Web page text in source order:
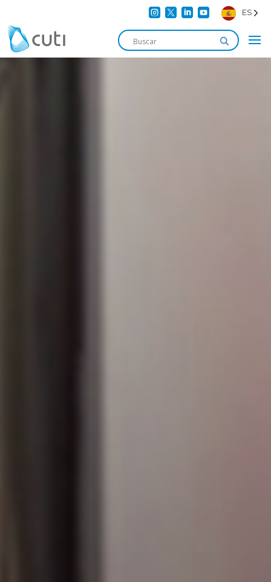
    ES